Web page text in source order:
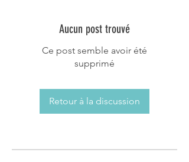
Aucun post trouvé
Ce post semble avoir été
supprimé
Retour à la discussion